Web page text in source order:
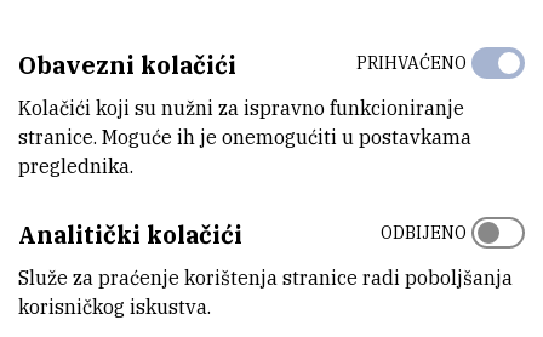
Istraživački tim
Projektni sastanci
Terenski rad
Obavezni kolačići
Kolačići koji su nužni za ispravno funkcioniranje
stranice. Moguće ih je onemogućiti u postavkama
preglednika.
PRIHVAĆENO
Analitički kolačići
Služe za praćenje korištenja stranice radi poboljšanja
korisničkog iskustva.
ODBIJENO